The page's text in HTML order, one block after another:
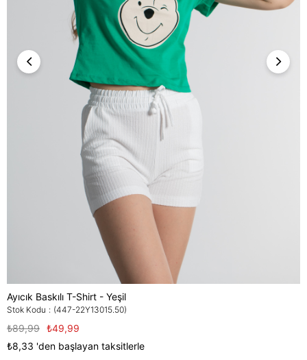
Ayıcık Baskılı T-Shirt - Yeşil
Stok Kodu (447-22Y13015.50)
₺89,99 ₺49,99
₺8,33 'den başlayan taksitlerle